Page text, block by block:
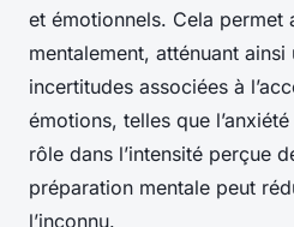
et émotionnels. Cela permet
mentalement, atténuant ainsi
incertitudes associées à
émotions, telles que
rôle dans l’intensité perçue
préparation mentale peut
l’inconnu.